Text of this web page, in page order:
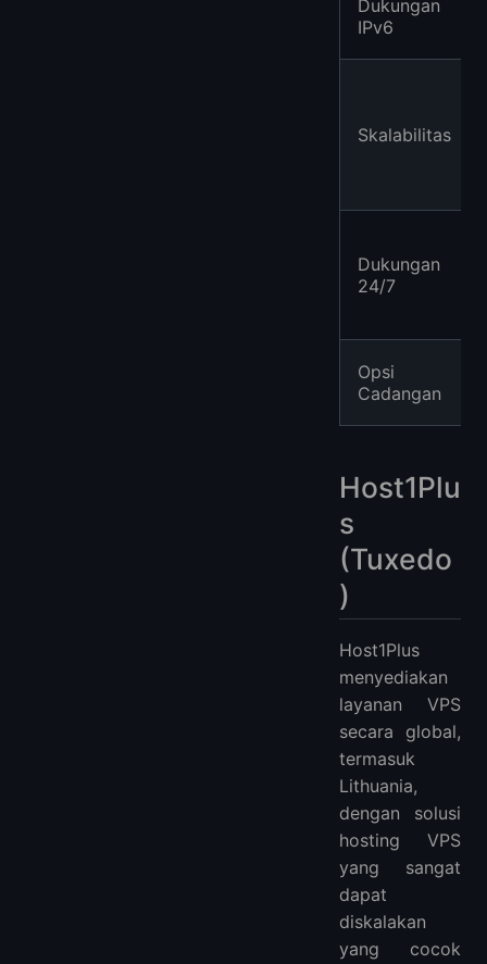
Dukungan
IPv6
Skalabilitas
Dukungan
24/7
Opsi
Cadangan
Host1Plu
s
(Tuxedo
)
Host1Plus
menyediakan
layanan VPS
secara global,
termasuk
Lithuania,
dengan solusi
hosting VPS
yang sangat
dapat
diskalakan
yang cocok